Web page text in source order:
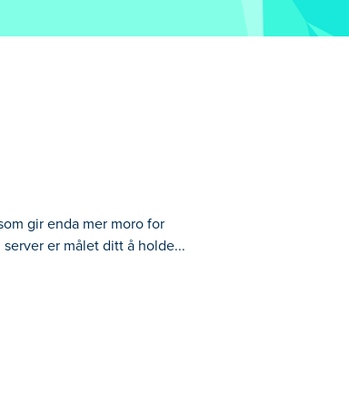
gir enda mer moro for
er målet ditt å holde...
Denne gangen kan du
deg sammen med venner for